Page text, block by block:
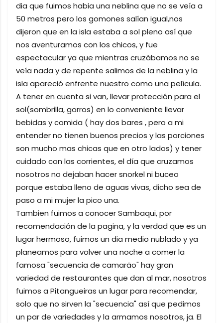
dia que fuimos habia una neblina que no se veía a
50 metros pero los gomones salían igual,nos
dijeron que en la isla estaba a sol pleno así que
nos aventuramos con los chicos, y fue
espectacular ya que mientras cruzábamos no se
veía nada y de repente salimos de la neblina y la
isla apareció enfrente nuestro como una película.
A tener en cuenta si van, llevar protección para el
sol(sombrilla, gorros) en lo conveniente llevar
bebidas y comida ( hay dos bares , pero a mi
entender no tienen buenos precios y las porciones
son mucho mas chicas que en otro lados) y tener
cuidado con las corrientes, el día que cruzamos
nosotros no dejaban hacer snorkel ni buceo
porque estaba lleno de aguas vivas, dicho sea de
paso a mi mujer la pico una.
Tambien fuimos a conocer Sambaqui, por
recomendación de la pagina, y la verdad que es un
lugar hermoso, fuimos un dia medio nublado y ya
planeamos para volver una noche a comer la
famosa "secuencia de camarão" hay gran
variedad de restaurantes que dan al mar, nosotros
fuimos a Pitangueiras un lugar para recomendar,
solo que no sirven la "secuencia" así que pedimos
un par de variedades y la armamos nosotros, ja. El